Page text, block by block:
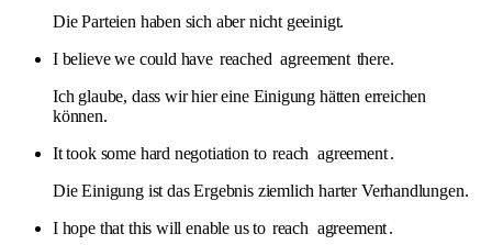
Die Parteien haben sich aber nicht geeinigt.
I believe we could have reached agreement there.
Ich glaube, dass wir hier eine Einigung hätten erreichen
können.
It took some hard negotiation to reach agreement .
Die Einigung ist das Ergebnis ziemlich harter Verhandlungen.
I hope that this will enable us to reach agreement.